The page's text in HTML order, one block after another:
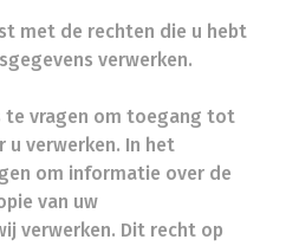
met de rechten die u hebt
verwerken.
te vragen om toegang tot
u verwerken. In het
om informatie over de
van uw
verwerken. Dit recht op